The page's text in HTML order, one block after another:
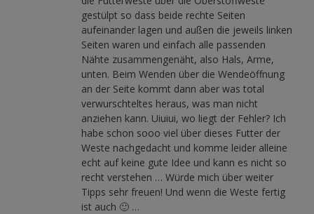
gestülpt so dass beide rechte Seiten
aufeinander lagen und außen die jeweils linken
Seiten waren und einfach alle passenden
Nähte zusammengenäht, also Hals, Arme,
unten. Beim Wenden über die Wendeöffnung
an der Seite kommt dann aber was total
verwurschteltes heraus, was man nicht
anziehen kann. Uiuiui, wo liegt der Fehler? Ich
habe schon sooo viel über dieses Futter der
Weste nachgedacht und komme leider alleine
echt auf keine gute Idee und kann es nicht so
recht verstehen … Würde mich über weiter
Tipps sehr freuen! Und wenn die Weste fertig
ist auch 🙂 …